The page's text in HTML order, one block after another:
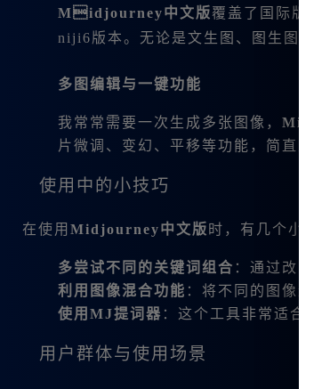
Midjourney中文版覆盖了国际版
niji6版本。无论是文生图、图生图还
多图编辑与一键功能
我常常需要一次生成多张图像，
片微调、变幻、平移等功能，简直太
使用中的小技巧
在使用 Midjourney中文版 时，有几个小
多尝试不同的关键词组合 ：通过改变
利用图像混合功能 ：将不同的图像进
使用MJ提词器 ：这个工具非常适合
用户群体与使用场景